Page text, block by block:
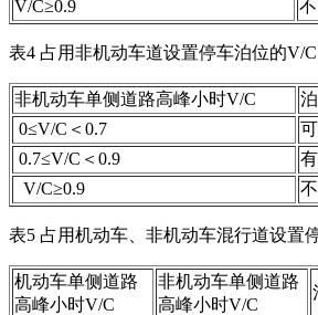
V/C≥0.9
表4 占用非机动车道设置停车泊位的V/
非机动车单侧道路高峰小时V/C
0≤V/C＜0.7
0.7≤V/C＜0.9
V/C≥0.9
表5 占用机动车、非机动车混行道设置
机动车单侧道路
高峰小时V/C
非机动车单侧道路
高峰小时V/C